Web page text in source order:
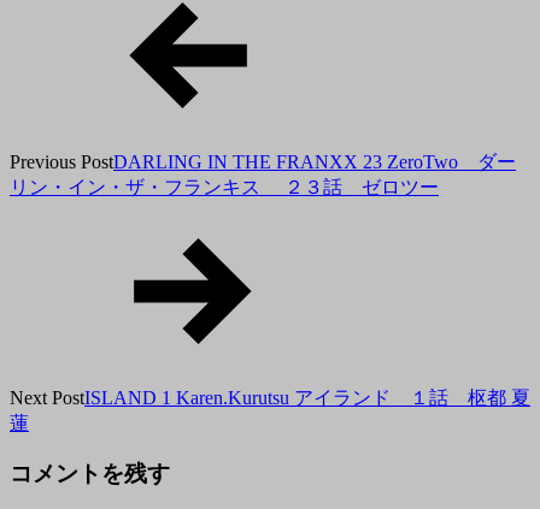
Previous PostDARLING IN THE FRANXX 23 ZeroTwo ダー
リン・イン・ザ・フランキス ２３話 ゼロツー
Next PostISLAND 1 Karen.Kurutsu アイランド １話 枢都 夏
蓮
コメントを残す